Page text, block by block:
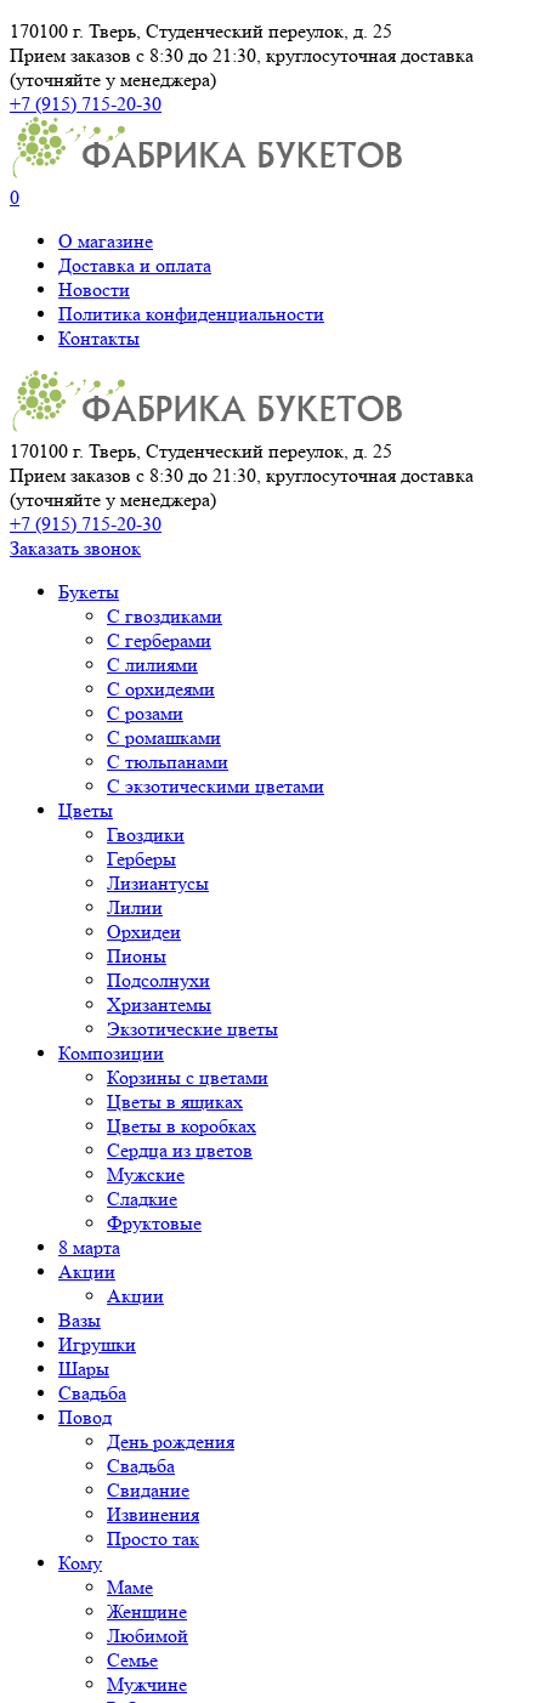
170100 г. Тверь, Студенческий переулок, д. 25
Прием заказов с 8:30 до 21:30, круглосуточная доставка
(уточняйте у менеджера)
+7 (915) 715-20-30
0
О магазине
Доставка и оплата
Новости
Политика конфиденциальности
Контакты
170100 г. Тверь, Студенческий переулок, д. 25
Прием заказов с 8:30 до 21:30, круглосуточная доставка
(уточняйте у менеджера)
+7 (915) 715-20-30
Заказать звонок
Букеты
С гвоздиками
С герберами
С лилиями
С орхидеями
С розами
С ромашками
С тюльпанами
С экзотическими цветами
Цветы
Гвоздики
Герберы
Лизиантусы
Лилии
Орхидеи
Пионы
Подсолнухи
Хризантемы
Экзотические цветы
Композиции
Корзины с цветами
Цветы в ящиках
Цветы в коробках
Сердца из цветов
Мужские
Сладкие
Фруктовые
8 марта
Акции
Акции
Вазы
Игрушки
Шары
Свадьба
Повод
День рождения
Свадьба
Свидание
Извинения
Просто так
Кому
Маме
Женщине
Любимой
Семье
Мужчине